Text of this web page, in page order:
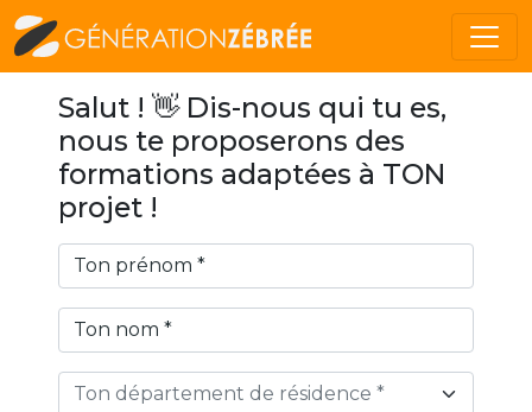
Salut ! 👋 Dis-nous qui tu es,
nous te proposerons des
formations adaptées à TON
projet !
Ton département de résidence *